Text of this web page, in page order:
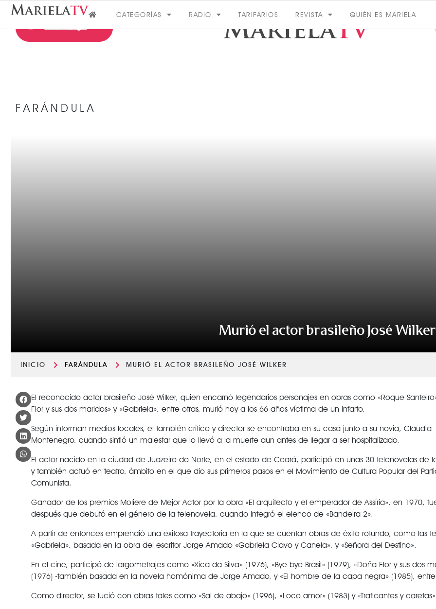
CATEGORÍAS RADIO TARIFARIOS REVISTA QUIÉN ES MARIELA
FARÁNDULA
Murió el actor brasileño José Wilker
INICIO FARÁNDULA MURIÓ EL ACTOR BRASILEÑO JOSÉ WILKER
El reconocido actor brasileño José Wilker, quien encarnó legendarios personajes en obras como «Roque
Flor y sus dos maridos» y «Gabriela», entre otras, murió hoy a los 66 años víctima de un infarto.
Según informan medios locales, el también crítico y director se encontraba en su casa junto a su novia, Claudia
Montenegro, cuando sintió un malestar que lo llevó a la muerte aun antes de llegar a ser hospitalizado.
El actor nacido en la ciudad de Juazeiro do Norte, en el estado de Ceará, participó en unas 30 telenovelas de
y también actuó en teatro, ámbito en el que dio sus primeros pasos en el Movimiento de Cultura Popular del
Comunista.
Ganador de los premios Moliere de Mejor Actor por la obra «El arquitecto y el emperador de Assíria», en 1970,
después que debutó en el género de la telenovela, cuando integró el elenco de «Bandeira 2».
A partir de entonces emprendió una exitosa trayectoria en la que se cuentan obras de éxito rotundo, como las
«Gabriela», basada en la obra del escritor Jorge Amado «Gabriela Clavo y Canela», y «Señora del Destino».
En el cine, participó de largometrajes como «Xica da Silva» (1976), «Bye bye Brasil» (1979), «Doña Flor y sus dos
(1976) -también basada en la novela homónima de Jorge Amado, y «El hombre de la capa negra» (1985), entre
Como director, se lució con obras tales como «Sal de abajo» (1996), «Loco amor» (1983) y «Traficantes y caretas»